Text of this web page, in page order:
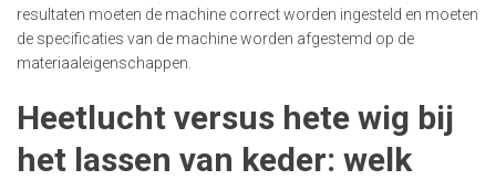
resultaten moeten de machine correct worden ingesteld en moeten
de specificaties van de machine worden afgestemd op de
materiaaleigenschappen.
Heetlucht versus hete wig bij
het lassen van keder: welk